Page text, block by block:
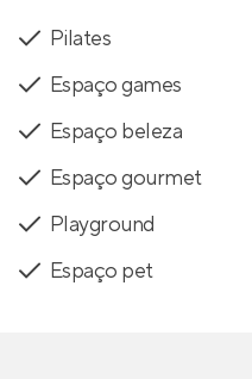
Pilates
Espaço games
Espaço beleza
Espaço gourmet
Playground
Espaço pet